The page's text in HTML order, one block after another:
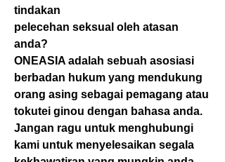
tindakan
pelecehan seksual oleh atasan
anda?
ONEASIA adalah sebuah asosiasi
berbadan hukum yang mendukung
orang asing sebagai pemagang atau
tokutei ginou dengan bahasa anda.
Jangan ragu untuk menghubungi
kami untuk menyelesaikan segala